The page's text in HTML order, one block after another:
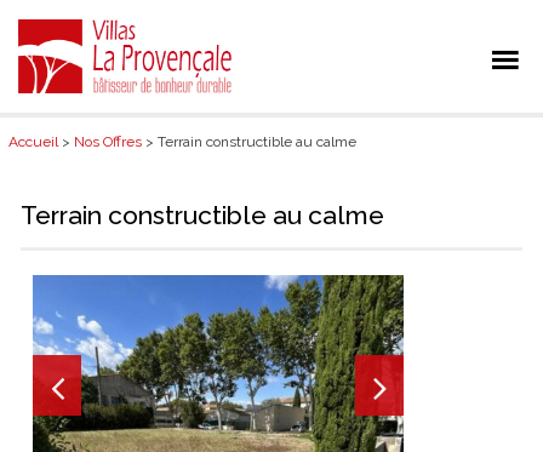
Accueil> Nos Offres > Terrain constructible au calme
Terrain constructible au calme